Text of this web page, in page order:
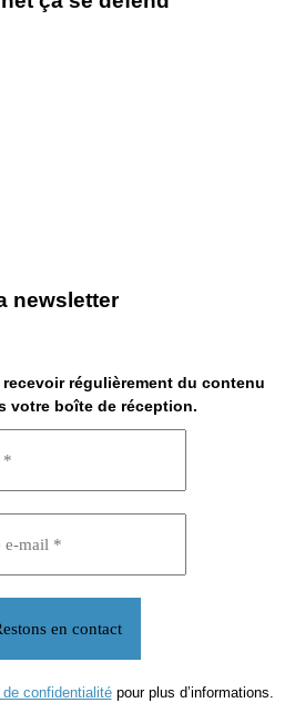
newsletter
régulièrement du contenu
votre boîte de réception.
confidentialitépour plus d’informations.